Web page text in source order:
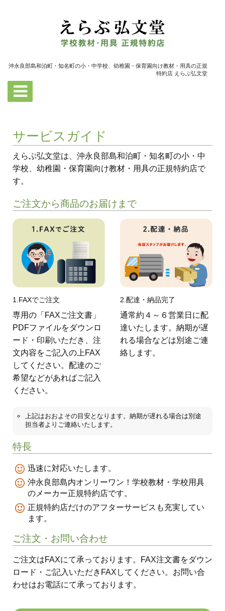
沖永良部島和泊町・知名町の小・中学校、幼稚園・保育園向け教材・用具の正規
特約店 えらぶ弘文堂
サービスガイド
えらぶ弘文堂は、沖永良部島和泊町・知名町の小・中
学校、幼稚園・保育園向け教材・用具の正規特約店で
す。
ご注文から商品のお届けまで
1.FAXでご注文
専用の「FAXご注文書」
PDFファイルをダウンロ
ード・印刷いただき、注
文内容をご記入の上FAX
してください。配達のご
希望などがあればご記入
ください。
2.配達・納品完了
通常約４～６営業日に配
達いたします。納期が遅
れる場合などは別途ご連
絡します。
上記はおおよその目安となります。納期が遅れる場合は別途
担当者よりご連絡いたします。
特長
迅速に対応いたします。
沖永良部島内オンリーワン！学校教材・学校用具
のメーカー正規特約店です。
正規特約店だけのアフターサービスも充実してい
ます。
ご注文・お問い合わせ
ご注文はFAXにて承っております。FAX注文書をダウン
ロード・ご記入いただきFAXしてください。お問い合
わせはお電話にて承っております。